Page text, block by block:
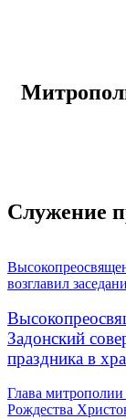
Служение
возглавил
Задонский
праздника в
Глава
Рождества